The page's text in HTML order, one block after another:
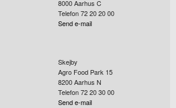
8000Aarhus C
Telefon 72 20 20 00
Send e-mail
Skejby
Agro Food Park 15
8200Aarhus N
Telefon 72 20 30 00
Send e-mail